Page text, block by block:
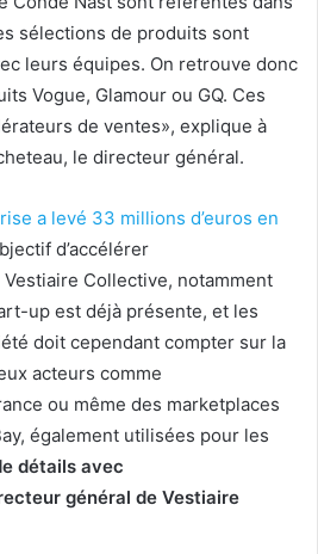
sélections de produits sont
leurs équipes. On retrouve donc
Vogue, Glamour ou GQ. Ces
de ventes», explique à
le directeur général.
a levé 33 millions d’euros en
d’accélérer
Collective, notamment
up est déjà présente, et les
doit cependant compter sur la
acteurs comme
ou même des marketplaces
également utilisées pour les
détails avec
général de Vestiaire